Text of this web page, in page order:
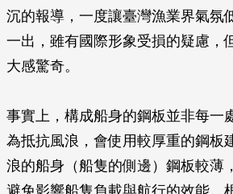
沉的報導，一度讓臺灣漁業界氣氛
一出，雖有國際形象受損的疑慮，
大感驚奇。
事實上，構成船身的鋼板並非每一
為抵抗風浪，會使用較厚重的鋼板
浪的船身（船隻的側邊）鋼板較薄
避免影響船隻負載與航行的效能。